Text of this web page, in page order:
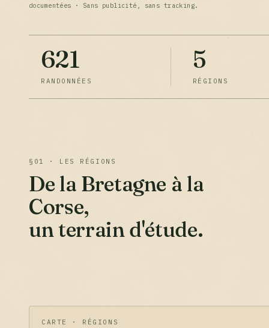
documentées · Sans publicité, sans tracking.
621
RANDONNÉES
5
RÉGIONS
§01 · LES RÉGIONS
De la Bretagne à la
Corse,
un terrain d'étude.
CARTE · RÉGIONS